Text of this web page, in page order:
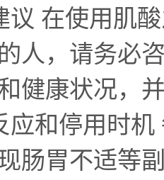
议 在使用肌
人，请务必
健康状况，
应和停用时
肠胃不适等